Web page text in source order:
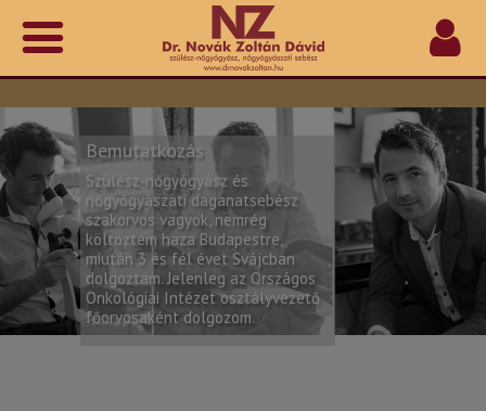
Bemutatkozás
Szülész-nőgyógyász és
nőgyógyászati daganatsebész
szakorvos vagyok, nemrég
költöztem haza Budapestre,
miután 3 és fél évet Svájcban
dolgoztam. Jelenleg az Országos
Onkológiai Intézet osztályvezető
főorvosaként dolgozom.